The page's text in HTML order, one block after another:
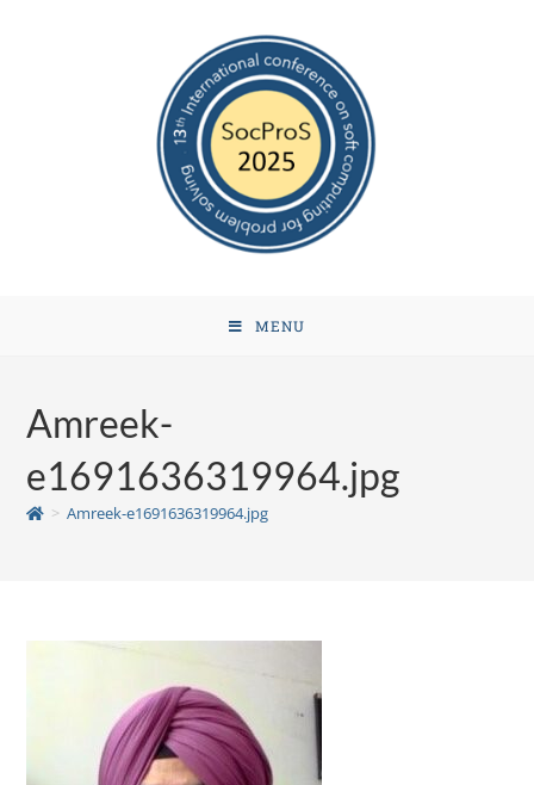
MENU
Amreek-
e1691636319964.jpg
> Amreek-e1691636319964.jpg